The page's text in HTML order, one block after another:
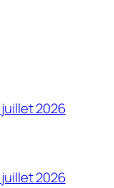
juillet 2026
juillet 2026